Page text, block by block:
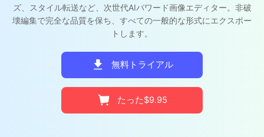
ズ、スタイル転送など、次世代AIパワード画像エディター。非破
壊編集で完全な品質を保ち、すべての一般的な形式にエクスポー
トします。
無料トライアル
たった$9.95